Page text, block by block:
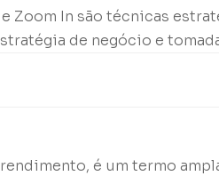
Zoom In são técnicas
de negócio e
é um termo